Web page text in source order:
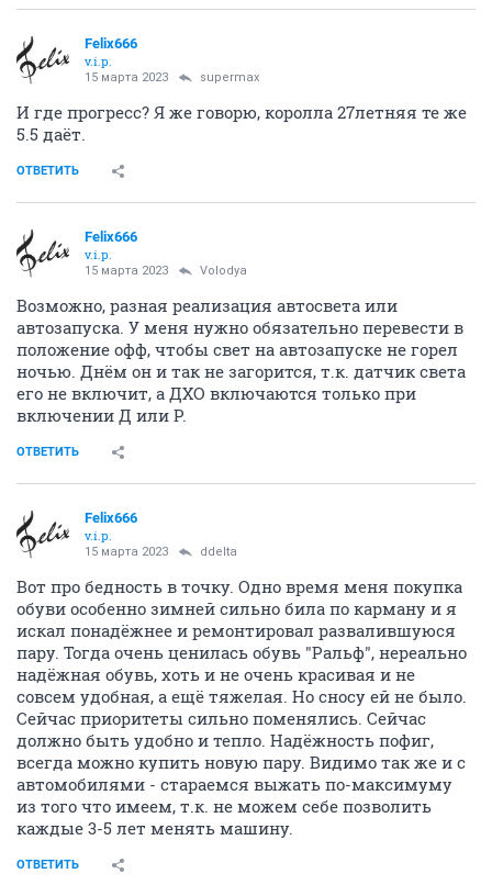
Felix666
v.i.p.
15 марта 2023 supermax
И где прогресс? Я же говорю, королла 27летняя те же
5.5 даёт.
ОТВЕТИТЬ
Felix666
v.i.p.
15 марта 2023 Volodya
Возможно, разная реализация автосвета или
автозапуска. У меня нужно обязательно перевести в
положение офф, чтобы свет на автозапуске не горел
ночью. Днём он и так не загорится, т.к. датчик света
его не включит, а ДХО включаются только при
включении Д или Р.
ОТВЕТИТЬ
Felix666
v.i.p.
15 марта 2023 ddelta
Вот про бедность в точку. Одно время меня покупка
обуви особенно зимней сильно била по карману и я
искал понадёжнее и ремонтировал развалившуюся
пару. Тогда очень ценилась обувь "Ральф", нереально
надёжная обувь, хоть и не очень красивая и не
совсем удобная, а ещё тяжелая. Но сносу ей не было.
Сейчас приоритеты сильно поменялись. Сейчас
должно быть удобно и тепло. Надёжность пофиг,
всегда можно купить новую пару. Видимо так же и с
автомобилями - стараемся выжать по-максимуму
из того что имеем, т.к. не можем себе позволить
каждые 3-5 лет менять машину.
ОТВЕТИТЬ